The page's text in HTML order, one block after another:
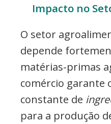
Impacto no
O setor
depende
matérias-primas
comércio garante
constante de
para a produção